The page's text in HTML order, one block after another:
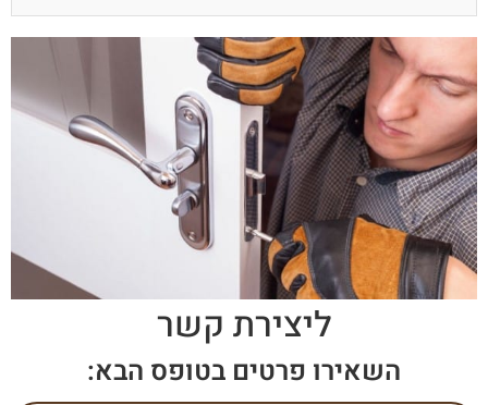
ליצירת קשר
השאירו פרטים בטופס הבא: